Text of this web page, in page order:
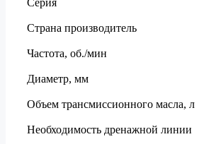
Страна производитель
Частота, об./мин
Диаметр, мм
Объем трансмиссионного масла, л
Необходимость дренажной линии